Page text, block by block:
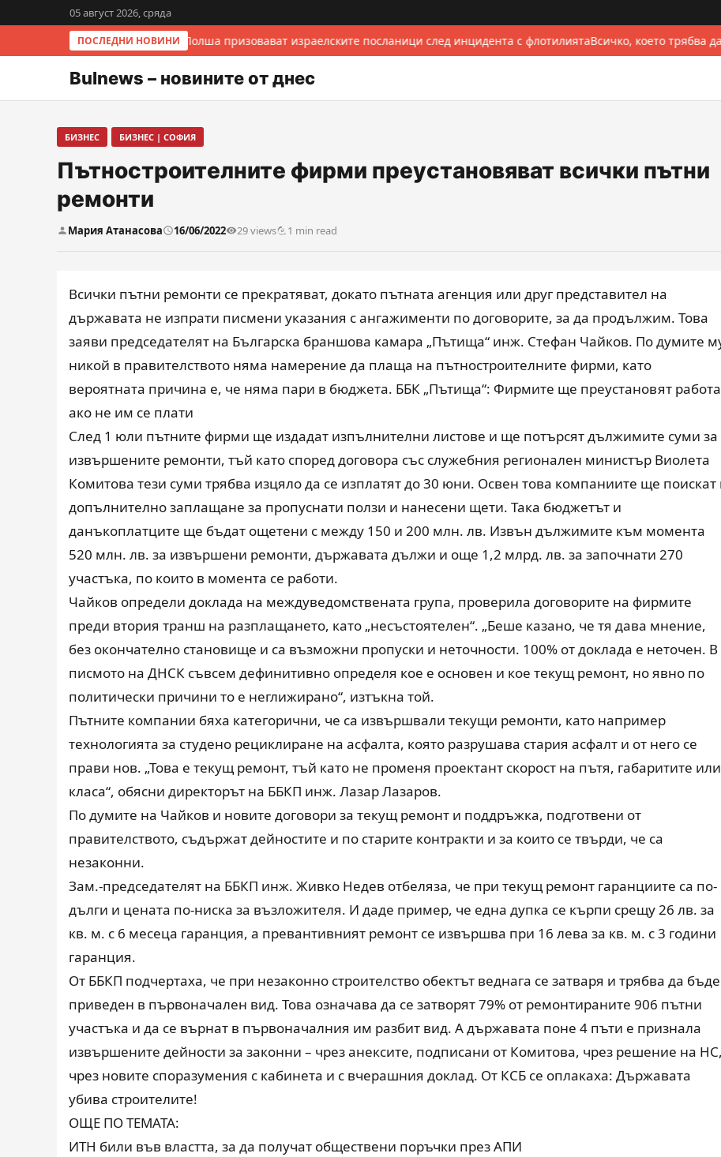
05 август 2026, сряда
ПОСЛЕДНИ НОВИНИ
Италия и Полша призовават израелските посланици след инцидента с флотилиятаВсичко, което трябва
Bulnews – новините от днес
БИЗНЕС БИЗНЕС | СОФИЯ
Пътностроителните фирми преустановяват всички пътни
ремонти
Мария Атанасова 16/06/2022 29 views 1 min read
Всички пътни ремонти се прекратяват, докато пътната агенция или друг представител на
държавата не изпрати писмени указания с ангажименти по договорите, за да продължим. Това
заяви председателят на Българска браншова камара „Пътища“ инж. Стефан Чайков. По думите
никой в правителството няма намерение да плаща на пътностроителните фирми, като
вероятната причина е, че няма пари в бюджета. ББК „Пътища“: Фирмите ще преустановят
ако не им се плати
След 1 юли пътните фирми ще издадат изпълнителни листове и ще потърсят дължимите суми за
извършените ремонти, тъй като според договора със служебния регионален министър Виолета
Комитова тези суми трябва изцяло да се изплатят до 30 юни. Освен това компаниите ще поискат
допълнително заплащане за пропуснати ползи и нанесени щети. Така бюджетът и
данъкоплатците ще бъдат ощетени с между 150 и 200 млн. лв. Извън дължимите към момента
520 млн. лв. за извършени ремонти, държавата дължи и още 1,2 млрд. лв. за започнати 270
участъка, по които в момента се работи.
Чайков определи доклада на междуведомствената група, проверила договорите на фирмите
преди втория транш на разплащането, като „несъстоятелен“. „Беше казано, че тя дава мнение,
без окончателно становище и са възможни пропуски и неточности. 100% от доклада е неточен. В
писмото на ДНСК съвсем дефинитивно определя кое е основен и кое текущ ремонт, но явно по
политически причини то е неглижирано“, изтъкна той.
Пътните компании бяха категорични, че са извършвали текущи ремонти, като например
технологията за студено рециклиране на асфалта, която разрушава стария асфалт и от него се
прави нов. „Това е текущ ремонт, тъй като не променя проектант скорост на пътя, габаритите или
класа“, обясни директорът на ББКП инж. Лазар Лазаров.
По думите на Чайков и новите договори за текущ ремонт и поддръжка, подготвени от
правителството, съдържат дейностите и по старите контракти и за които се твърди, че са
незаконни.
Зам.-председателят на ББКП инж. Живко Недев отбеляза, че при текущ ремонт гаранциите са по-
дълги и цената по-ниска за възложителя. И даде пример, че една дупка се кърпи срещу 26 лв. за
кв. м. с 6 месеца гаранция, а превантивният ремонт се извършва при 16 лева за кв. м. с 3 години
гаранция.
От ББКП подчертаха, че при незаконно строителство обектът веднага се затваря и трябва да бъде
приведен в първоначален вид. Това означава да се затворят 79% от ремонтираните 906 пътни
участъка и да се върнат в първоначалния им разбит вид. А държавата поне 4 пъти е признала
извършените дейности за законни – чрез анексите, подписани от Комитова, чрез решение на НС,
чрез новите споразумения с кабинета и с вчерашния доклад. От КСБ се оплакаха: Държавата
убива строителите!
ОЩЕ ПО ТЕМАТА:
ИТН били във властта, за да получат обществени поръчки през АПИ